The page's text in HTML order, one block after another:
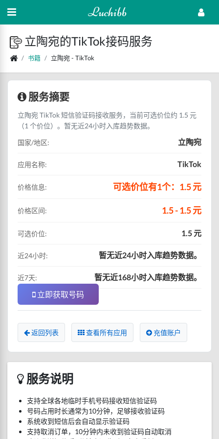
Luchibb
立陶宛的TikTok接码服务
书籍 立陶宛 - TikTok
服务摘要
立陶宛 TikTok 短信验证码接收服务，当前可选价位约 1.5 元
（1 个价位）。暂无近24小时入库趋势数据。
国家/地区:
立陶宛
应用名称: TikTok
价格信息: 可选价位有1个：1.5 元
价格区间: 1.5 - 1.5 元
可选价位: 1.5 元
近24小时: 暂无近24小时入库趋势数据。
近7天:
暂无近168小时入库趋势数据。
立即获取号码
返回列表 查看所有应用 充值账户
服务说明
支持全球各地临时手机号码接收短信验证码
号码占用时长通常为10分钟，足够接收验证码
系统收到短信后会自动显示验证码
支持取消订单，10分钟内未收到验证码自动取消